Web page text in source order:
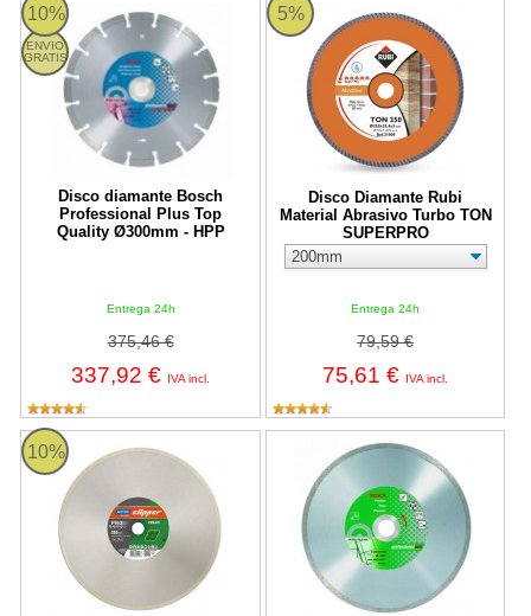
10%
ENVIO
GRATIS
Disco diamante Bosch
Professional Plus Top
Quality Ø300mm - HPP
Entrega 24h
375,46 €
337,92 € IVA incl.
Disco diamante Bosch Professional Plus Top Quality Ø300mm -
5%
Disco Diamante Rubi
Material Abrasivo Turbo TON
SUPERPRO
Entrega 24h
79,59 €
75,61 € IVA incl.
Disco Diamante Rubi Material
10%
Disco diamante Norton Pro Ceramic MD 120
Disco diamante Bosch